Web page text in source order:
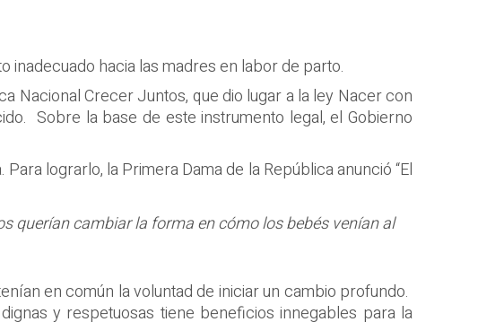
inadecuado hacia las madres en labor de parto.
Nacional Crecer Juntos, que dio lugar a la ley Nacer con
Sobre la base de este instrumento legal, el Gobierno
lograrlo, la Primera Dama de la República anunció “El
querían cambiar la forma en cómo los bebés venían al
en común la voluntad de iniciar un cambio profundo.
y respetuosas tiene beneficios innegables para la